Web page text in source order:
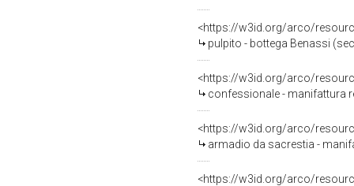
<https://w3id.org/arco/
pulpito - bottega Benassi
<https://w3id.org/arco/
confessionale - manifattura
<https://w3id.org/arco/
armadio da sacrestia -
<https://w3id.org/arco/